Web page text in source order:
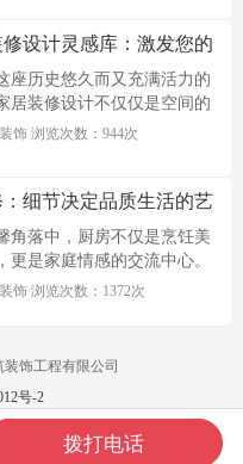
设计灵感库：激发您的
座历史悠久而又充满活力的
居装修设计不仅仅是空间的
饰 浏览次数：944次
：细节决定品质生活的艺
角落中，厨房不仅是烹饪美
更是家庭情感的交流中心。
饰 浏览次数：1372次
饰工程有限公司
号-2
在线咨询
拨打电话